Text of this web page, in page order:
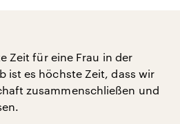
Zeit für eine Frau in der
ist es höchste Zeit, dass wir
zusammenschließen und